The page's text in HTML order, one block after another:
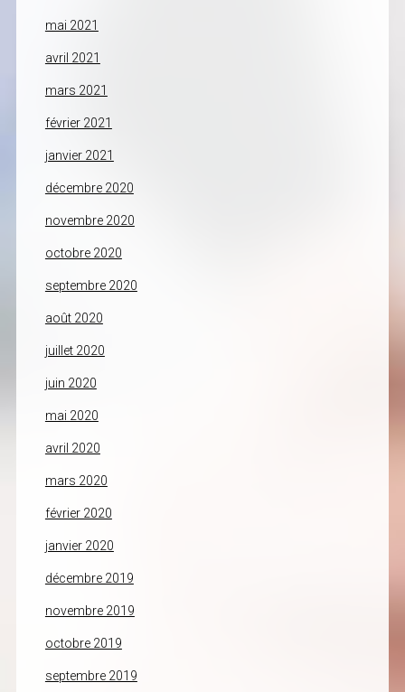
mai 2021
avril 2021
mars 2021
février 2021
janvier 2021
décembre 2020
novembre 2020
octobre 2020
septembre 2020
août 2020
juillet 2020
juin 2020
mai 2020
avril 2020
mars 2020
février 2020
janvier 2020
décembre 2019
novembre 2019
octobre 2019
septembre 2019